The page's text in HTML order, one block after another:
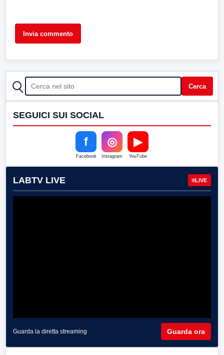
CERCA Cerca
SEGUICI SUI SOCIAL
f
Facebook
◎
Instagram
▶
YouTube
LABTV LIVE LIVE
Guarda la diretta streaming Guarda ora